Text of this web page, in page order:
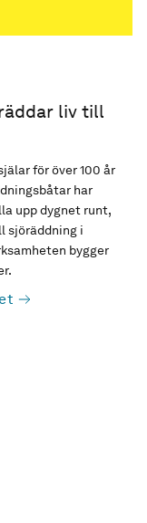
liv till
för över 100 år
har
upp dygnet runt,
sjöräddning i
bygger